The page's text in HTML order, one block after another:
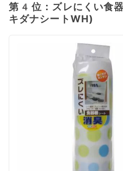
第4位：ズレにくい食
キダナシートWH)